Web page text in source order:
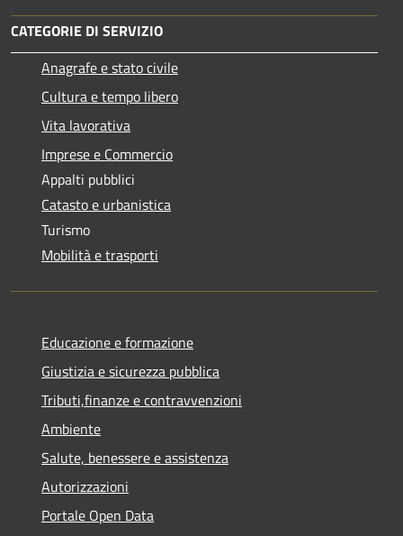
CATEGORIE DI SERVIZIO
Anagrafe e stato civile
Cultura e tempo libero
Vita lavorativa
Imprese e Commercio
Appalti pubblici
Catasto e urbanistica
Turismo
Mobilità e trasporti
Educazione e formazione
Giustizia e sicurezza pubblica
Tributi,finanze e contravvenzioni
Ambiente
Salute, benessere e assistenza
Autorizzazioni
Portale Open Data